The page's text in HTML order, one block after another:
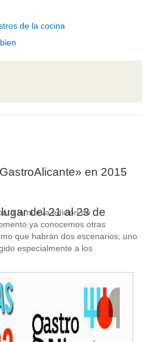
de la cocina
en 2015
del 21 al 23 de
la nueva edición de
ya conocemos otras
que habrán dos escenarios; uno
especialmente a los